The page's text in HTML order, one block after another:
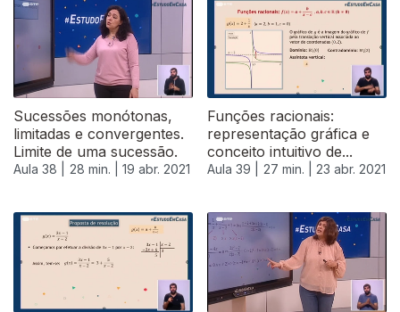
Sucessões monótonas,
limitadas e convergentes.
Limite de uma sucessão.
Aula 38 | 28 min. | 19 abr. 2021
Funções racionais:
representação gráfica e
conceito intuitivo de...
Aula 39 | 27 min. | 23 abr. 2021